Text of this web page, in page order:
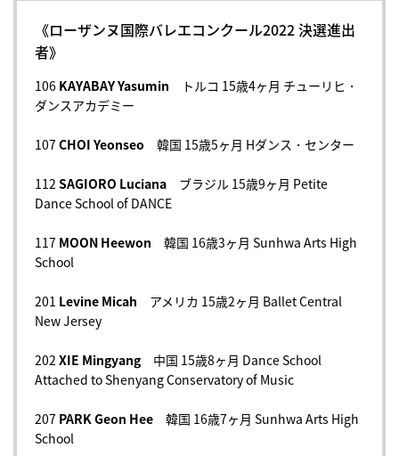
《ローザンヌ国際バレエコンクール2022 決選進出
者》
106 KAYABAY Yasumin トルコ 15歳4ヶ月 チューリヒ・
ダンスアカデミー
107CHOI Yeonseo 韓国 15歳5ヶ月 Hダンス・センター
112 SAGIORO Luciana ブラジル 15歳9ヶ月 Petite
Dance School of DANCE
117 MOON Heewon 韓国 16歳3ヶ月 Sunhwa Arts High
School
201 Levine Micah アメリカ 15歳2ヶ月 Ballet Central
New Jersey
202 XIE Mingyang 中国 15歳8ヶ月 Dance School
Attached to Shenyang Conservatory of Music
207 PARK Geon Hee 韓国 16歳7ヶ月 Sunhwa Arts High
School